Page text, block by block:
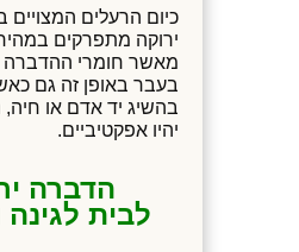
כיום הרעלים
ירוקה מתפרקים
מאשר חומרי ההדברה
בעבר באופן זה גם
בהשיג יד אדם או
יהיו אפקטיביים.
הדברה
לבית לגינה